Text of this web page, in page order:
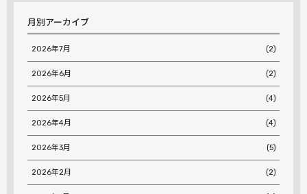
月別アーカイブ
2026年7月 (2)
2026年6月 (2)
2026年5月 (4)
2026年4月 (4)
2026年3月 (5)
2026年2月 (2)